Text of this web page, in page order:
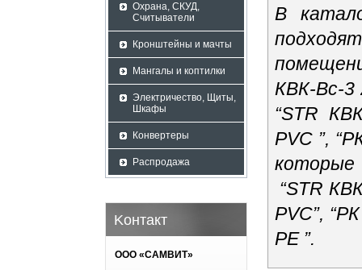
В
КВК-Вс-3
“STR
PVC ”,
которые
“STR
PVC”,
PE ”.
Охрана, СКУД,
Считыватели
Кронштейны и мачты
Мангалы и коптилки
Электричество, Щиты,
Шкафы
Конвертеры
Распродажа
Koнтакт
ООО «САМВИТ»